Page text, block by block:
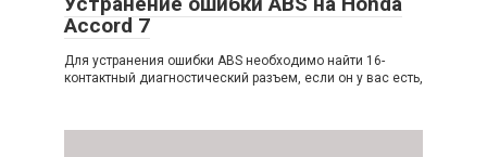
Accord 7
Для устранения ошибки ABS необходимо найти 16-
контактный диагностический разъем, если он у вас есть,